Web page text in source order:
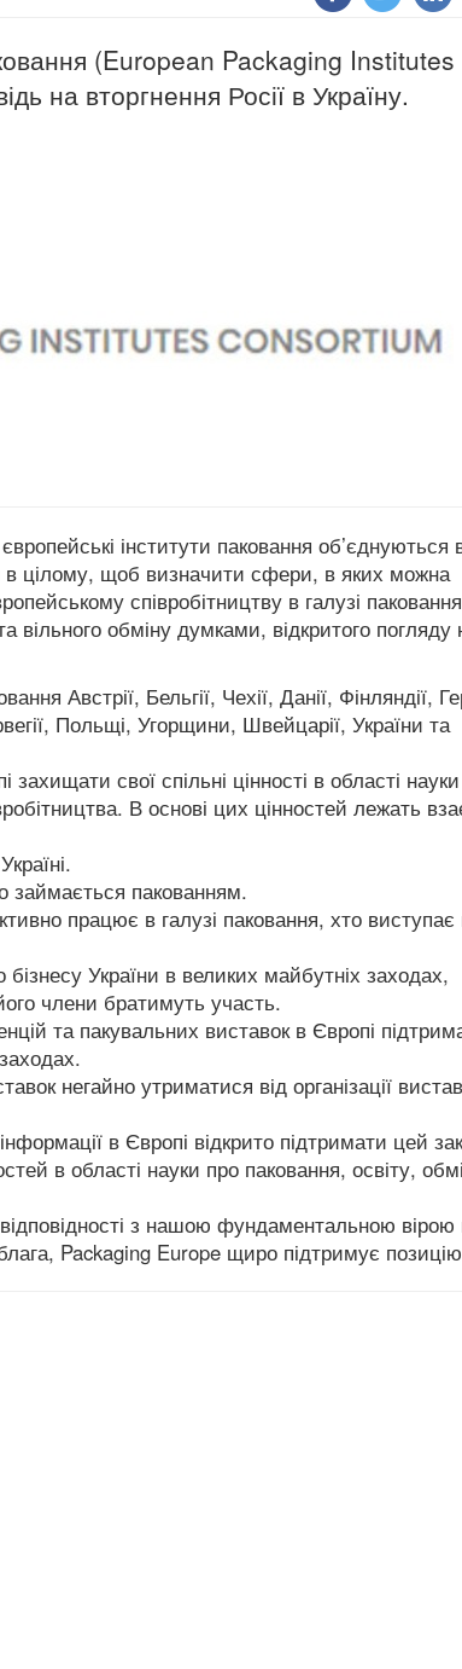
(European Packaging Institutes
на вторгнення Росії в Україну.
інститути паковання об’єднуються
в цілому, щоб визначити сфери, в яких можна
співробітництву в галузі
вільного обміну думками, відкритого погляду
Австрії, Бельгії, Чехії, Данії, Фінляндії,
Польщі, Угорщини, Швейцарії, України та
захищати свої спільні цінності в області
В основі цих цінностей лежать
займається пакованням.
працює в галузі паковання, хто виступає
України в великих майбутніх заходах,
члени братимуть участь.
та пакувальних виставок в Європі
негайно утриматися від організації
в Європі відкрито підтримати цей
в області науки про паковання, освіту,
з нашою фундаментальною вірою
Packaging Europe щиро підтримує